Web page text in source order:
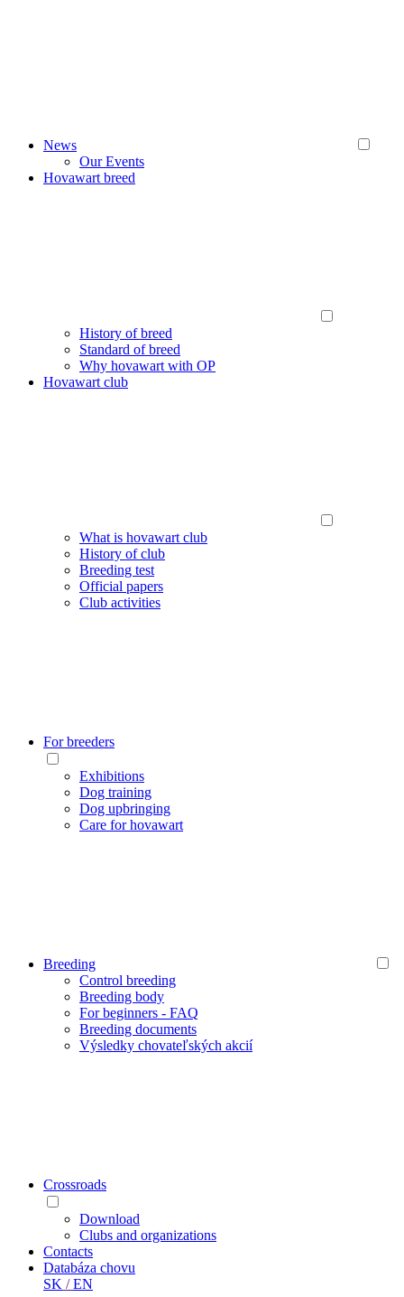
News
Our Events
Hovawart breed
History of breed
Standard of breed
Why hovawart with OP
Hovawart club
What is hovawart club
History of club
Breeding test
Official papers
Club activities
For breeders
Exhibitions
Dog training
Dog upbringing
Care for hovawart
Breeding
Control breeding
Breeding body
For beginners - FAQ
Breeding documents
Výsledky chovateľských akcií
Crossroads
Download
Clubs and organizations
Contacts
Databáza chovu
SK /EN